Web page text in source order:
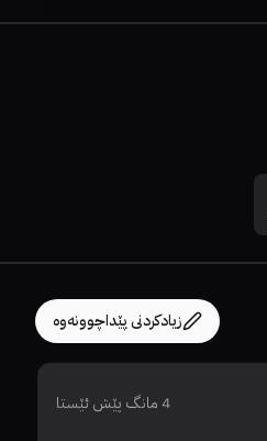
زیادکردنی پێداچوونەوە
4 مانگ پێش ئێستا